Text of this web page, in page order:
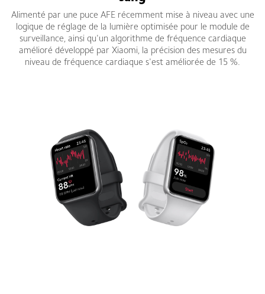
Alimenté par une puce AFE récemment mise à niveau avec une
logique de réglage de la lumière optimisée pour le module de
surveillance, ainsi qu'un algorithme de fréquence cardiaque
amélioré développé par Xiaomi, la précision des mesures du
niveau de fréquence cardiaque s'est améliorée de 15 %.